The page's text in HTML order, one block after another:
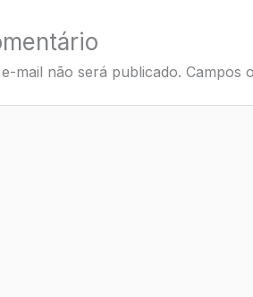
mail não será publicado. Campos